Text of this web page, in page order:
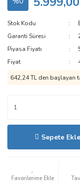
Stok Kodu
Garanti Süresi
Piyasa Fiyatı
Fiyat
642,24 TL den başlayan
Sepete Ekle